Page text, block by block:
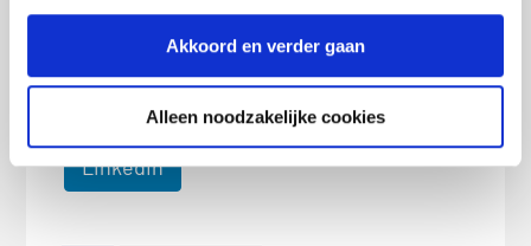
Akkoord en verder gaan
Alleen noodzakelijke cookies
Deel dit bericht met je vrienden:
Facebook WhatsApp
LinkedIn